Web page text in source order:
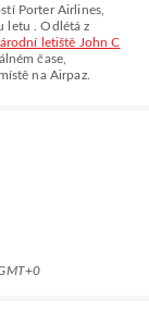
Porter Airlines,
letu
. Odlétá z
letiště John C
čase,
na Airpaz.